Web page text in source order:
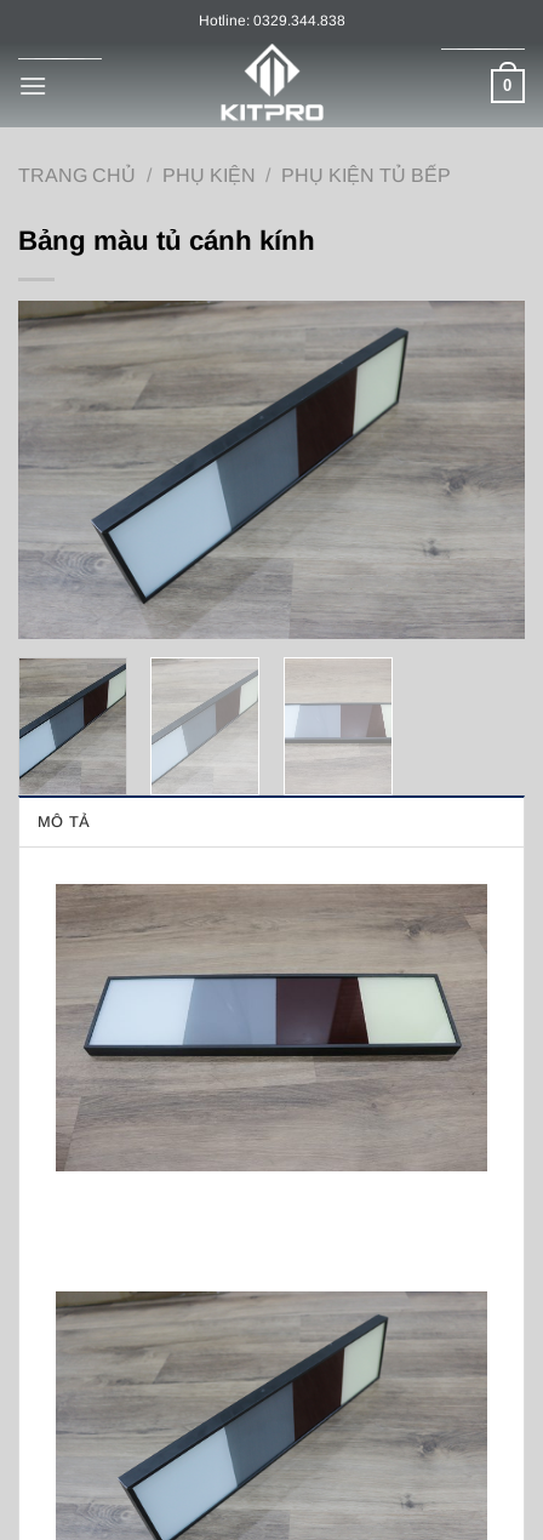
nội
Hotline: 0329.344.838
0
TRANG CHỦ / PHỤ KIỆN / PHỤ KIỆN TỦ BẾP
Bảng màu tủ cánh kính
MÔ TẢ